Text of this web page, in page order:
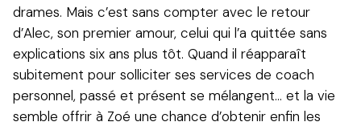
drames. Mais c’est sans compter avec le retour
d’Alec, son premier amour, celui qui l’a quittée sans
explications six ans plus tôt. Quand il réapparaît
subitement pour solliciter ses services de coach
personnel, passé et présent se mélangent... et la vie
semble offrir à Zoé une chance d’obtenir enfin les